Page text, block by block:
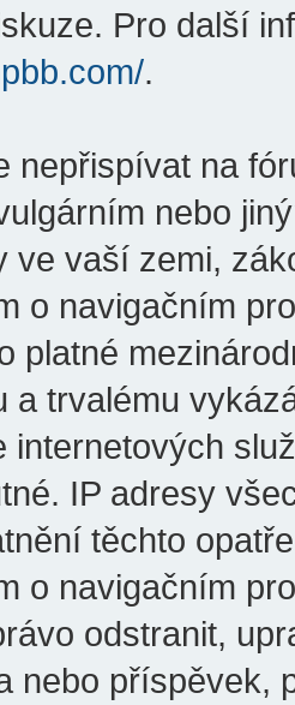
Pro další
.
nepřispívat na
nebo
ve vaší zemi,
o navigačním
platné
a trvalému
internetových
IP adresy
těchto
o navigačním
odstranit,
nebo příspěvek,